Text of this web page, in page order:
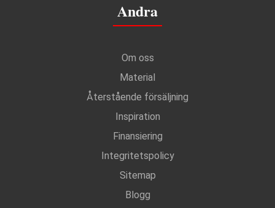
Andra
Om oss
Material
Återstående försäljning
Inspiration
Finansiering
Integritetspolicy
Sitemap
Blogg